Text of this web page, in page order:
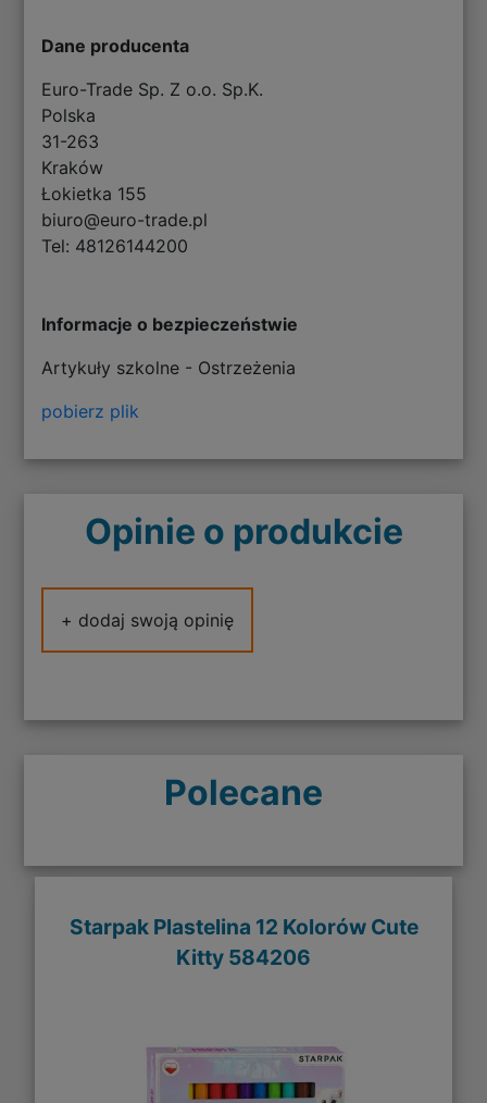
Dane producenta
Euro-Trade Sp. Z o.o. Sp.K.
Polska
31-263
Kraków
Łokietka 155
biuro@euro-trade.pl
Tel: 48126144200
Informacje o bezpieczeństwie
Artykuły szkolne - Ostrzeżenia
pobierz plik
Opinie o produkcie
+ dodaj swoją opinię
Polecane
Starpak Plastelina 12 Kolorów Cute
Kitty 584206